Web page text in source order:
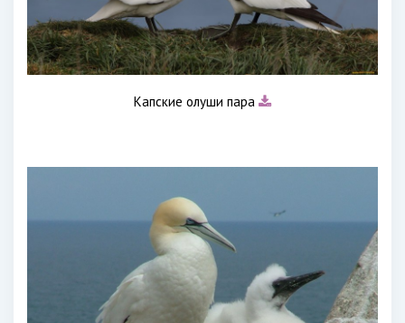
Капские олуши пара